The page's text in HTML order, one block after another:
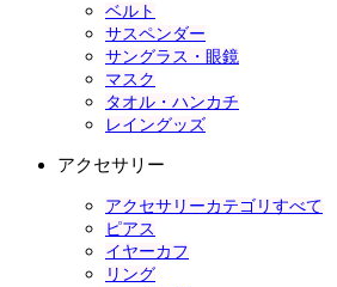
ベルト
サスペンダー
サングラス・眼鏡
マスク
タオル・ハンカチ
レイングッズ
アクセサリー
アクセサリーカテゴリすべて
ピアス
イヤーカフ
リング